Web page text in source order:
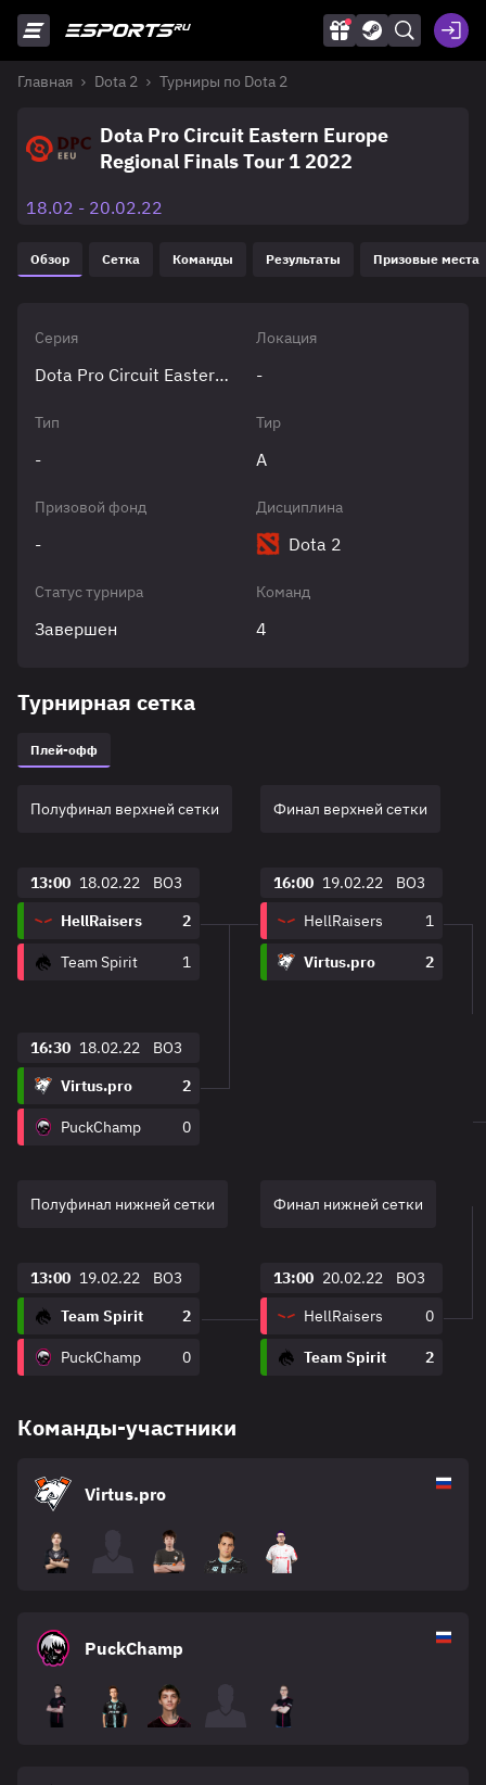
Главная Dota 2 Турниры по Dota 2
Dota Pro Circuit Eastern Europe
Regional Finals Tour 1 2022
18.02 - 20.02.22
Обзор Сетка Команды Результаты Призовые места
Серия
Dota Pro Circuit Eastern Europe
Локация
-
Тип
-
Тир
A
Призовой фонд
-
Дисциплина
Dota 2
Статус турнира
Завершен
Команд
4
Турнирная сетка
Плей-офф
Полуфинал верхней сетки
13:00 18.02.22
BO3
HellRaisers
2
Team Spirit 1
16:30 18.02.22
BO3
Virtus.pro
2
PuckChamp 0
Финал верхней сетки
16:00 19.02.22
BO3
HellRaisers
1
Virtus.pro 2
Полуфинал нижней сетки
13:00 19.02.22
BO3
Team Spirit
2
PuckChamp 0
Финал нижней сетки
13:00 20.02.22
BO3
HellRaisers
0
Team Spirit 2
Команды-участники
Virtus.pro
PuckChamp